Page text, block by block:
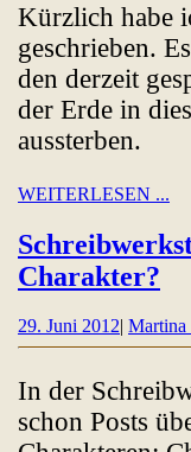
Kürzlich habe
geschrieben.
den derzeit
der Erde in
aussterben.
WEITERLESEN ...
Charakter?
29. Juni 201229.
Juni
Martina
In der
schon Posts